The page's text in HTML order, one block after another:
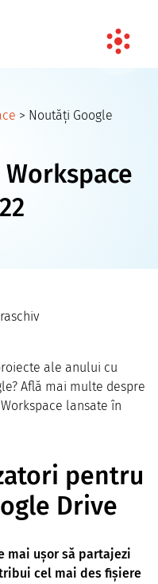
> Noutăți Google
ale anului cu
Află mai multe despre
lansate în
pentru
Drive
mai ușor să partajezi
cel mai des fișiere